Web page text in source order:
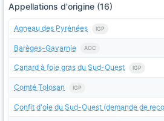
Appellations d'origine (16)
Agneau des Pyrénées IGP
Barèges-Gavarnie AOC
Canard à foie gras du Sud-Ouest IGP
Comté Tolosan IGP
Confit d'oie du Sud-Ouest (demande de